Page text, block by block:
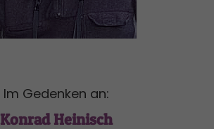
Im Gedenken an:
Konrad Heinisch